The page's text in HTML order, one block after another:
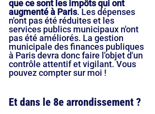
que ce sont les impôts qui ont
augmenté à Paris. Les dépenses
n'ont pas été réduites et les
services publics municipaux n'ont
pas été améliorés. La gestion
municipale des finances publiques
à Paris devra donc faire l'objet d'un
contrôle attentif et vigilant. Vous
pouvez compter sur moi !
Et dans le 8e arrondissement ?